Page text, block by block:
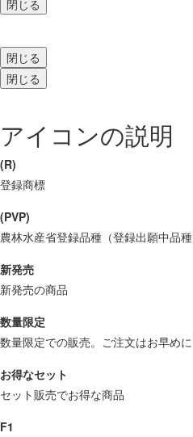
閉じる
閉じる
閉じる
アイコンの説明
(R)
登録商標
(PVP)
農林水産省登録品種（登録出願中品種
新発売
新発売の商品
数量限定
数量限定での販売。ご注文はお早めに
お得なセット
セット販売でお得な商品
F1